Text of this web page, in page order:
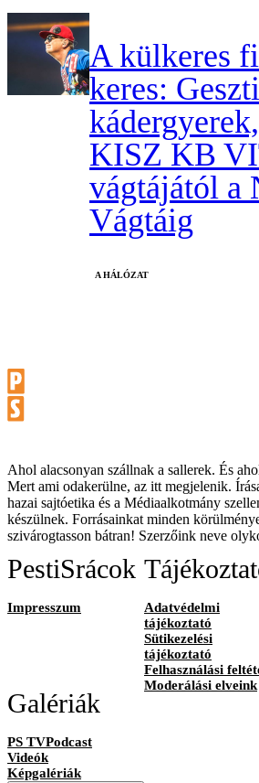
A külkeres
keres:
KISZ KB
vágtájától a
Vágtáig
A HÁLÓZAT
Ahol alacsonyan szállnak a sallerek. És
Mert ami odakerülne, az itt megjelenik.
hazai sajtóetika és a Médiaalkotmány
készülnek. Forrásainkat minden
szivárogtasson bátran! Szerzőink neve
PestiSrácok
Impresszum
Adatvédelmi
tájékoztató
Sütikezelési
tájékoztató
Felhasználási
Moderálási elveink
Galériák
PS TVPodcast
Videók
Képgalériák